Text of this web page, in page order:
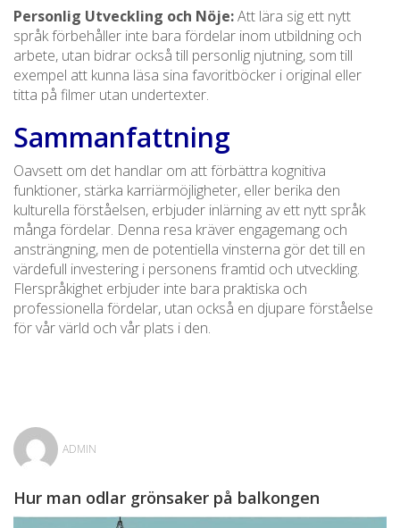
Personlig Utveckling och Nöje:Att lära sig ett nytt
språk förbehåller inte bara fördelar inom utbildning och
arbete, utan bidrar också till personlig njutning, som till
exempel att kunna läsa sina favoritböcker i original eller
titta på filmer utan undertexter.
Sammanfattning
Oavsett om det handlar om att förbättra kognitiva
funktioner, stärka karriärmöjligheter, eller berika den
kulturella förståelsen, erbjuder inlärning av ett nytt språk
många fördelar. Denna resa kräver engagemang och
ansträngning, men de potentiella vinsterna gör det till en
värdefull investering i personens framtid och utveckling.
Flerspråkighet erbjuder inte bara praktiska och
professionella fördelar, utan också en djupare förståelse
för vår värld och vår plats i den.
ADMIN
Hur man odlar grönsaker på balkongen